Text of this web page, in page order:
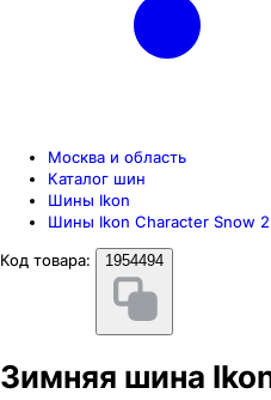
Москва и область
Каталог шин
Шины Ikon
Шины Ikon Character Snow 2
Код товара:
1954494
Зимняя шина